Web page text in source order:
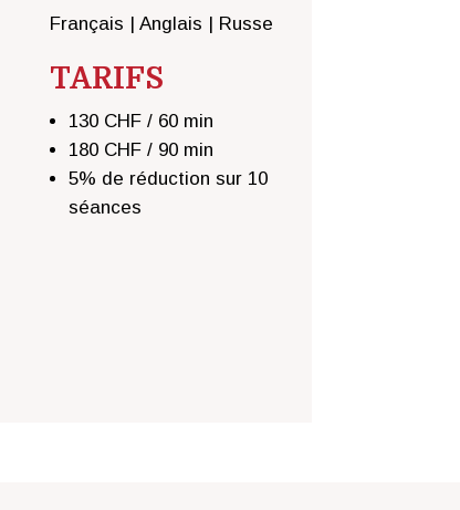
Français | Anglais | Russe
TARIFS
130 CHF / 60 min
180 CHF / 90 min
5% de réduction sur 10
séances